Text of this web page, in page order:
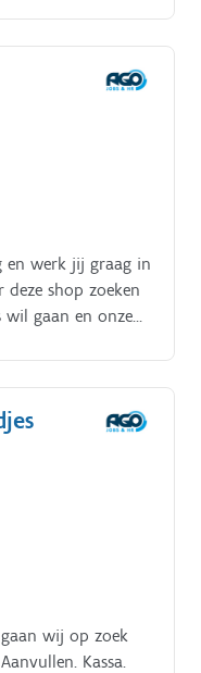
en werk jij graag in
deze shop zoeken
wil gaan en onze
wij op zoek
Kassa.